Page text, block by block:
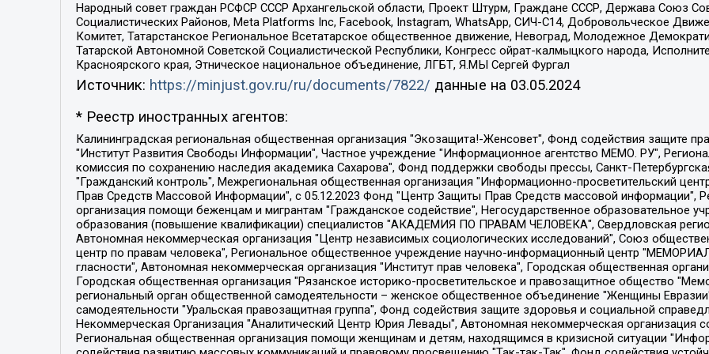
Народный совет граждан РСФСР СССР Архангельской области, Проект Штурм, Граждане СССР, Держава Союз
Социалистических Районов, Meta Platforms Inc, Facebook, Instagram, WhatsApp, СИЧ-С14, Добровольческое
Комитет, Татарстанское Региональное Всетатарское общественное движение, Невоград, Молодежное
Татарской Автономной Советской Социалистической Республики, Конгресс ойрат-калмыцкого народа,
Красноярского края, Этническое национальное объединение, ЛГБТ, Я.МЫ Сергей Фургал
Источник: https://minjust.gov.ru/ru/documents/7822/ данные на 03.05.2024
* Реестр иностранных агентов:
Калининградская региональная общественная организация "Экозащита!-Женсовет", Фонд содействия защите прав и свобод граждан "Общественный вердикт", Фонд "Институт Развития Свободы Информации", Частное учреждение "Информационное агентство МЕМО. РУ", Региональная общественная организация "Общественная комиссия по сохранению наследия академика Сахарова", Фонд поддержки свободы прессы, Санкт-Петербургская общественная правозащитная организация "Гражданский контроль", Межрегиональная общественная организация "Информационно-просветительский центр "Мемориал", Региональный Фонд "Центр Защиты Прав Средств Массовой Информации", с 05.12.2023 Фонд "Центр Защиты Прав Средств массовой информации", Региональная общественная благотворительная организация помощи беженцам и мигрантам "Гражданское содействие", Негосударственное образовательное учреждение дополнительного профессионального образования (повышение квалификации) специалистов "АКАДЕМИЯ ПО ПРАВАМ ЧЕЛОВЕКА", Свердловская региональная общественная организация "Сутяжник", Автономная некоммерческая организация "Центр независимых социологических исследований", Союз общественных объединений "Российский исследовательский центр по правам человека", Региональное общественное учреждение научно-информационный центр "МЕМОРИАЛ", Некоммерческая организация "Фонд защиты гласности", Автономная некоммерческая организация "Институт прав человека", Городская общественная организация "Екатеринбургское общество "МЕМОРИАЛ", Городская общественная организация "Рязанское историко-просветительское и правозащитное общество "Мемориал" (Рязанский Мемориал), Челябинский региональный орган общественной самодеятельности – женское общественное объединение "Женщины Евразии", Челябинский региональный орган общественной самодеятельности "Уральская правозащитная группа", Фонд содействия защите здоровья и социальной справедливости имени Андрея Рылькова, Автономная Некоммерческая Организация "Аналитический Центр Юрия Левады", Автономная некоммерческая организация социальной поддержки населения "Проект Апрель", Региональная общественная организация помощи женщинам и детям, находящимся в кризисной ситуации "Информационно-методический центр "Анна", Фонд содействия развитию массовых коммуникаций и правовому просвещению "Так-так-Так", Фонд содействия устойчивому развитию "Серебряная тайга", Свердловский региональный общественный фонд социальных проектов "Новое время", "Idel.Реалии", Кавказ.Реалии, Крым.Реалии, Телеканал Настоящее Время, Татаро-башкирская служба Радио Свобода (Azatliq Radiosi), Радио Свободная Европа/Радио Свобода (PCE/PC), "Сибирь.Реалии", "Фактограф", Благотворительный фонд помощи осужденным и их семьям, Автономная некоммерческая организация "Институт глобализации и социальных движений", Фонд "В защиту прав заключенных", Частное учреждение "Центр поддержки и содействия развитию средств массовой информации", Пензенский региональный общественный благотворительный фонд "Гражданский союз", "Север.Реалии", Некоммерческая организация Фонд "Правовая инициатива", Общество с ограниченной ответственностью "Радио Свободная Европа/Радио Свобода", Чешское информационное агентство "MEDIUM-ORIENT", Красноярская региональная общественная организация "Мы против СПИДа", Камалягин Денис Николаевич, Маркелов Сергей Евгеньевич, Пономарев Лев Александрович, Савицкая Людмила Алексеевна, Автономная некоммерческая организация "Центр по работе с проблемой насилия "НАСИЛИЮ.НЕТ", Межрегиональный профессиональный союз работников здравоохранения "Альянс врачей", Юридическое лицо, зарегистрированное в Латвийской Республике, SIA "Medusa Project" (регистрационный номер 40103797863, дата регистрации 10.06.2014), Некоммерческая организация "Фонд по борьбе с коррупцией", Автономная некоммерческая организация "Институт права и публичной политики", Баданин Роман Сергеевич, Гликин Максим Александрович, Железнова Мария Михайловна, Лукьянова Юлия Сергеевна, Маетная Елизавета Витальевна, Маняхин Петр Борисович, Чуракова Ольга Владимировна, Ярош Юлия Петровна, Юридическое лицо "The Insider SIA", зарегистрированное в Риге, Латвийская Республика (дата регистрации 26.06.2015), являющееся администратором доменного имени интернет-издания "The Insider SIA", https://theins.ru, Постернак Алексей Евгеньевич, Рубин Михаил Аркадьевич, Анин Роман Александрович, Юридическое лицо Istories fonds, зарегистрированное в Латвийской Республике (регистрационный номер 50008295751, дата регистрации 24.02.2020), Великовский Дмитрий Александрович, Долинина Ирина Николаевна, Мароховская Алеся Алексеевна, Шлейнов Роман Юрьевич, Шмагун Олеся Валентиновна, Общество с ограниченной ответственностью "Альтаир 2021", Общество с ограниченной ответственностью "Вега 2021", Общество с ограниченной ответственностью "Главный редактор 2021", Общество с ограниченной ответственностью "Ромашки монолит", Важенков Артем Валерьевич, Ивановская областная общественная организация "Центр гендерных исследований", Гурман Юрий Альбертович, Медиапроект "ОВД-Инфо", Егоров Владимир Владимирович, Жилинский Владимир Александрович, Общество с ограниченной ответственностью "ЗП", Иванова София Юрьевна, Карезина Инна Павловна, Кильтау Екатерина Викторовна, Петров Алексей Викторович, Пискунов Сергей Евгеньевич, Смирнов Сергей Сергеевич, Тихонов Михаил Сергеевич, Общество с ограниченной ответственностью "ЖУРНАЛИСТ-ИНОСТРАННЫЙ АГЕНТ", Арапова Галина Юрьевна, Вольтская Татьяна Анатольевна, Американская компания "Mason G.E.S. Anonymous Foundation" (США), являющаяся владельцем интернет-издания https://mnews.world/, Компания "Stichting Bellingcat", зарегистрированная в Нидерландах (дата регистрации 11.07.2018), Захаров Андрей Вячеславович, Клепиковская Екатерина Дмитриевна, Общество с ограниченной ответственностью "МЕМО", Перл Роман Александрович, Симонов Евгений Алексеевич, Соловьева Елена Анатольевна, Сотников Даниил Владимирович, Сурначева Елизавета Дмитриевна, Автономная некоммерческая организация по защите прав человека и информированию населения "Якутия – Наше Мнение", Общество с ограниченной ответственностью "Москоу диджитал медиа", с 26.01.2023 Общество с ограниченной ответственностью "Чайка Белые сады", Ветошкина Валерия Валерьевна, Заговора Максим Александрович, Межрегиональное общественное движение "Российская ЛГБТ - сеть", Оленичев Максим Владимирович, Павлов Иван Юрьевич, Скворцова Елена Сергеевна, Общество с ограниченной ответственностью "Как бы инагент", Кочетков Игорь Викторович, Общество с ограниченной ответственностью "Честные выборы", Еланчик Олег Александрович, Общество с ограниченной ответственностью "Нобелевский призыв", Гималова Регина Эмилевна, Григорьев Андрей Валерьевич, Григорьева Алина Александровна, Ассоциация по содействию защите прав призывников, альтернативнослужащих и военнослужащих "Правозащитная группа